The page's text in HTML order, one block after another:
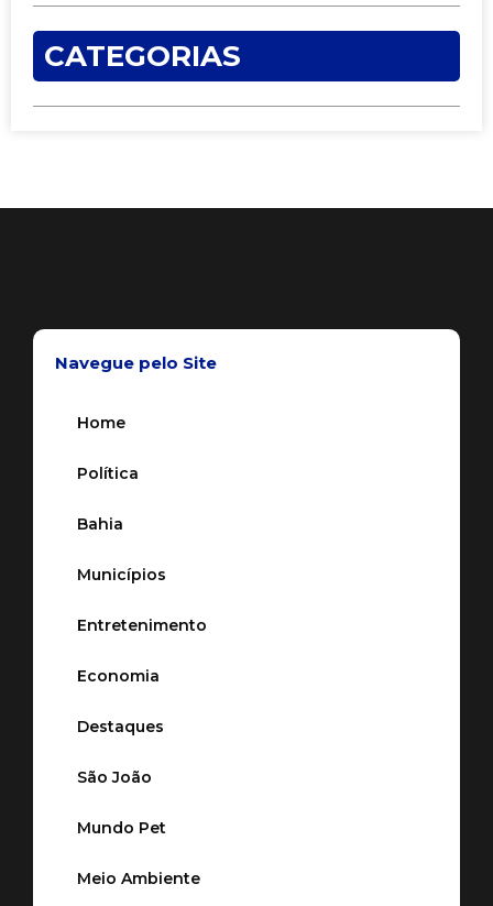
CATEGORIAS
Navegue pelo Site
Home
Política
Bahia
Municípios
Entretenimento
Economia
Destaques
São João
Mundo Pet
Meio Ambiente